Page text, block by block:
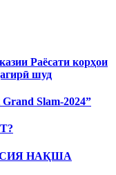
Раёсати корҳои
шуд
Slam-2024”
НАҚША